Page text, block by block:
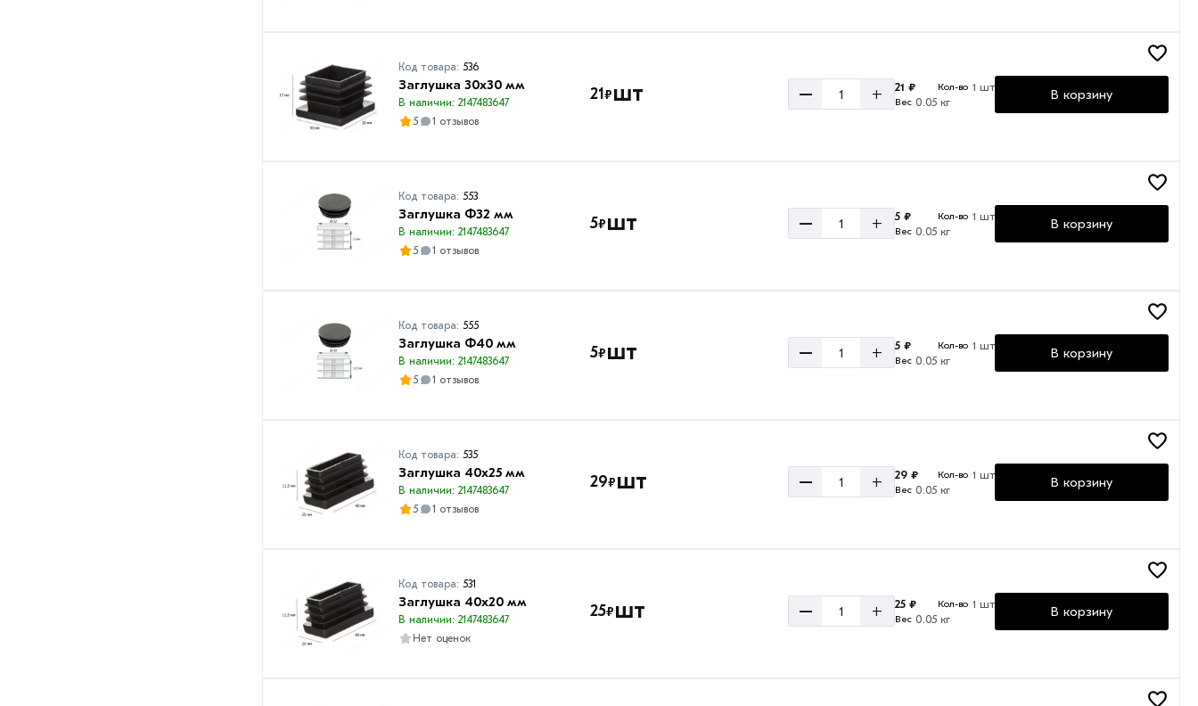
Код товара: 536
Заглушка 30х30 мм
В наличии: 2147483647
5
1 отзывов
21₽шт – + 21 ₽ Кол-во 1 шт
Вес 0.05 кг В корзину
Код товара: 553
Заглушка Ф32 мм
В наличии: 2147483647
5
1 отзывов
5₽шт – + 5 ₽ Кол-во 1 шт
Вес 0.05 кг В корзину
Код товара: 555
Заглушка Ф40 мм
В наличии: 2147483647
5
1 отзывов
5₽шт – + 5 ₽ Кол-во 1 шт
Вес 0.05 кг В корзину
Код товара: 535
Заглушка 40х25 мм
В наличии: 2147483647
5
1 отзывов
29₽шт – + 29 ₽ Кол-во 1 шт
Вес 0.05 кг В корзину
Код товара: 531
Заглушка 40х20 мм
В наличии: 2147483647
Нет оценок
25₽шт – + 25 ₽ Кол-во 1 шт
Вес 0.05 кг В корзину